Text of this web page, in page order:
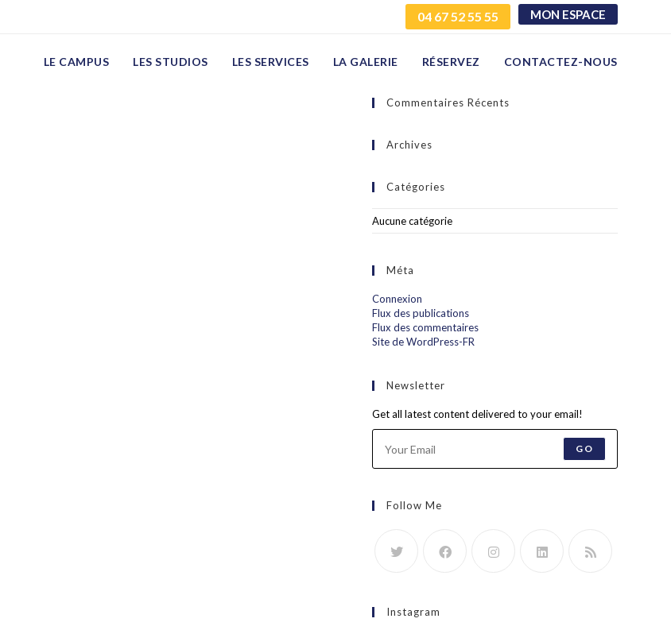
04 67 52 55 55 MON ESPACE
LE CAMPUS LES STUDIOS LES SERVICES LA GALERIE RÉSERVEZ CONTACTEZ-NOUS
Commentaires Récents
Archives
Catégories
Aucune catégorie
Méta
Connexion
Flux des publications
Flux des commentaires
Site de WordPress-FR
Newsletter
Get all latest content delivered to your email!
GO
Follow Me
Instagram